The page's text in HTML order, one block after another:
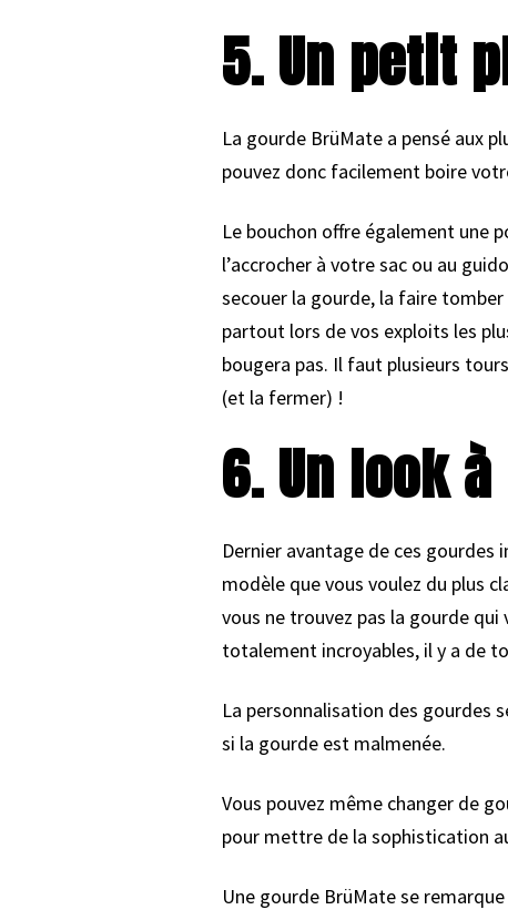
5. Un petit
La gourde BrüMate a pensé aux
pouvez donc facilement boire
Le bouchon offre également une
l’accrocher à votre sac ou au
secouer la gourde, la faire
partout lors de vos exploits les
bougera pas. Il faut plusieurs
(et la fermer) !
6. Un look
Dernier avantage de ces
modèle que vous voulez du plus
vous ne trouvez pas la gourde
totalement incroyables, il y a de
La personnalisation des gourdes
si la gourde est malmenée.
Vous pouvez même changer de
pour mettre de la sophistication
Une gourde BrüMate se